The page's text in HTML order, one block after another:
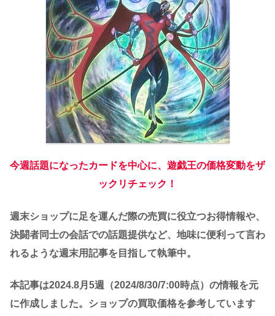
今週話題になったカードを中心に、遊戯王の価格変動をザ
ックリチェック！
週末ショップに足を運んだ際の売買に役立つお得情報や、
決闘者同士の会話での話題提供など、地味に便利って言わ
れるような週末用記事を目指して執筆中。
本記事は2024.8月5週（2024/8/30/7:00時点）の情報を元
に作成しました。
ショップの買取価格を参考しています